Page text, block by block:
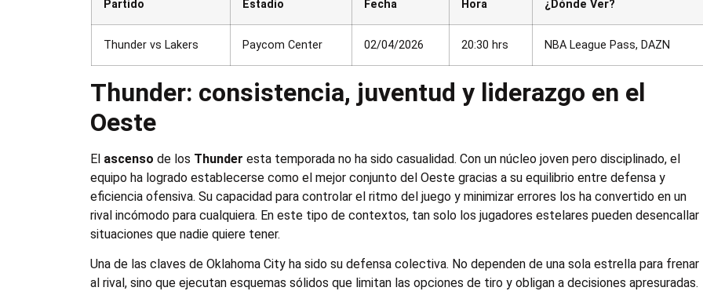
Partido Estadio Fecha Hora ¿Dónde Ver?
Thunder vs Lakers Paycom Center 02/04/2026 20:30 hrs NBA League Pass, DAZN
Thunder: consistencia, juventud y liderazgo en el
Oeste
El ascensode los Thunderesta temporada no ha sido casualidad. Con un núcleo joven pero disciplinado, el
equipo ha logrado establecerse como el mejor conjunto del Oeste gracias a su equilibrio entre defensa y
eficiencia ofensiva. Su capacidad para controlar el ritmo del juego y minimizar errores los ha convertido en un
rival incómodo para cualquiera. En este tipo de contextos, tan solo los jugadores estelares pueden desencallar
situaciones que nadie quiere tener.
Una de las claves de Oklahoma City ha sido su defensa colectiva. No dependen de una sola estrella para frenar
al rival, sino que ejecutan esquemas sólidos que limitan las opciones de tiro y obligan a decisiones apresuradas.